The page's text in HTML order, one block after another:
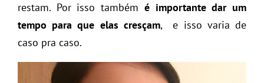
restam. Por isso também é importante dar um
tempo para que elas cresçam, e isso varia de
caso pra caso.